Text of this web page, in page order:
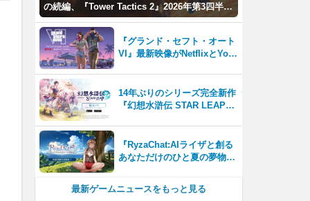
の続編、『Tower Tactics 2』2026年第3四半期
に早期アクセス開始
『グランド・セフト・オート
VI』最新映像がNetflixとYou
14年ぶりのシリーズ完全新作
『幻想水滸伝 STAR LEAP』
『RyzaChat:AIライザと創る
あなただけのひと夏の夢物
テムはこれまでにない新鮮な
最新ゲームニュースをもっと見る